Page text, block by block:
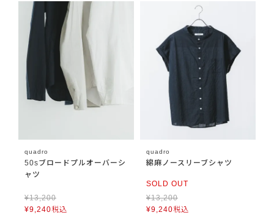
quadro
50sブロードプルオーバーシ
ャツ
¥13,200
¥9,240税込
quadro
綿麻ノースリーブシャツ
SOLD OUT
¥13,200
¥9,240税込